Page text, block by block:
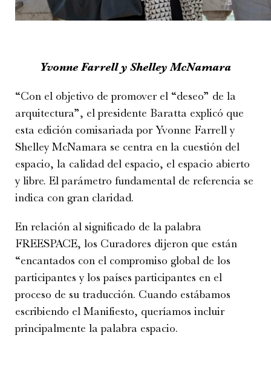
Yvonne Farrell y Shelley McNamara
“Con el objetivo de promover el “deseo” de la
arquitectura”, el presidente Baratta explicó que
esta edición comisariada por Yvonne Farrell y
Shelley McNamara se centra en la cuestión del
espacio, la calidad del espacio, el espacio abierto
y libre. El parámetro fundamental de referencia se
indica con gran claridad.
En relación al significado de la palabra
FREESPACE, los Curadores dijeron que están
“encantados con el compromiso global de los
participantes y los países participantes en el
proceso de su traducción. Cuando estábamos
escribiendo el Manifiesto, queríamos incluir
principalmente la palabra espacio.